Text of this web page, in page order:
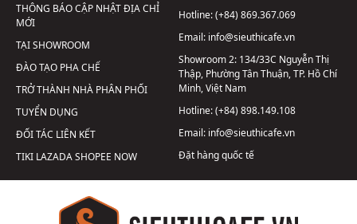
THÔNG BÁO CẬP NHẬT ĐỊA CHỈ
MỚI
TẠI SHOWROOM
ĐÀO TẠO PHA CHẾ
TRỞ THÀNH NHÀ PHÂN PHỐI
TUYỂN DỤNG
ĐỐI TÁC LIÊN KẾT
TIKI LAZADASHOPEE NOW
Hotline:(+84) 869.367.069
Email: info@sieuthicafe.vn
Showroom 2: 134/33C Nguyễn Thị
Thập, Phường Tân Thuận, TP. Hồ Chí
Minh, Việt Nam
Hotline:(+84) 898.149.108
Email: info@sieuthicafe.vn
Đặt hàng quốc tế